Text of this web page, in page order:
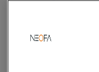
Simulateur